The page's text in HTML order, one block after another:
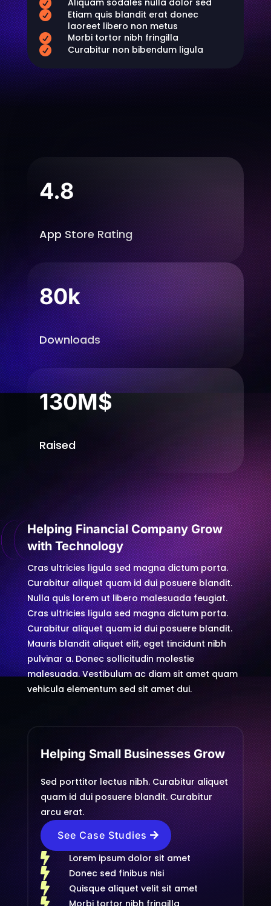

Aliquam sodales nulla dolor sed

Etiam quis blandit erat donec
laoreet libero non metus

Morbi tortor nibh fringilla

Curabitur non bibendum ligula
4.8
App Store Rating
80k
Downloads
130M$
Raised
Helping Financial Company Grow
with Technology
Cras ultricies ligula sed magna dictum porta.
Curabitur aliquet quam id dui posuere blandit.
Nulla quis lorem ut libero malesuada feugiat.
Cras ultricies ligula sed magna dictum porta.
Curabitur aliquet quam id dui posuere blandit.
Mauris blandit aliquet elit, eget tincidunt nibh
pulvinar a. Donec sollicitudin molestie
malesuada. Vestibulum ac diam sit amet quam
vehicula elementum sed sit amet dui.
Helping Small Businesses Grow
Sed porttitor lectus nibh. Curabitur aliquet
quam id dui posuere blandit. Curabitur
arcu erat.
See Case Studies
 Lorem ipsum dolor sit amet
 Donec sed finibus nisi
 Quisque aliquet velit sit amet
Morbi tortor nibh fringilla